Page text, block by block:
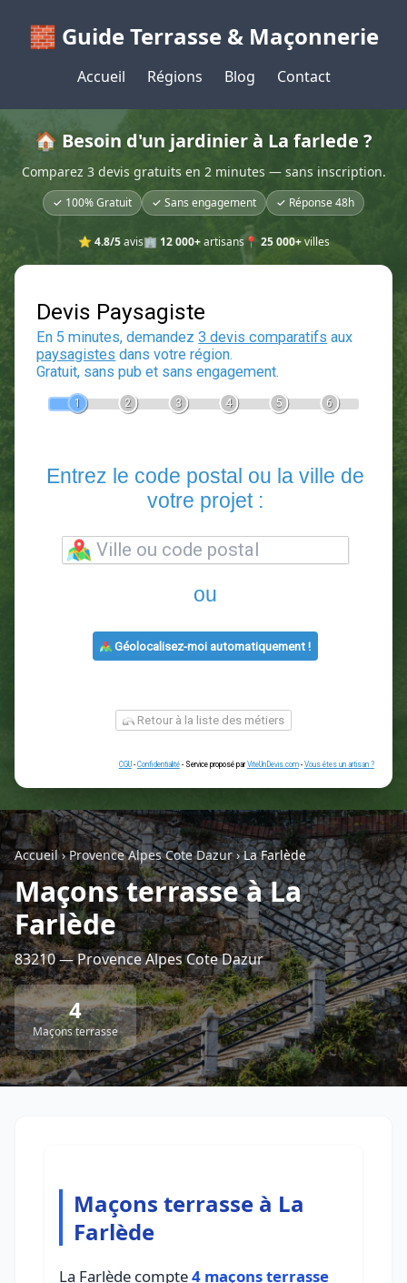
🧱 Guide Terrasse & Maçonnerie
Accueil Régions Blog Contact
🏠 Besoin d'un jardinier à La farlede ?
Comparez 3 devis gratuits en 2 minutes — sans inscription.
✓ 100% Gratuit ✓ Sans engagement ✓ Réponse 48h
⭐ 4.8/5avis🏢 12 000+artisans📍 25 000+villes
Devis Paysagiste
En 5 minutes, demandez3 devis comparatifs
votre projet :
ou
Géolocalisez-moi automatiquement !
Retour à la liste des métiers
CGU Confidentialité - Service proposé parViteUnDevis.com-Vous
Accueil›Provence Alpes Cote Dazur›La Farlède
Maçons terrasse à La
Farlède
83210 — Provence Alpes Cote Dazur
4
Maçons terrasse
Maçons terrasse à La
Farlède
La Farlède compte4 maçons terrasse